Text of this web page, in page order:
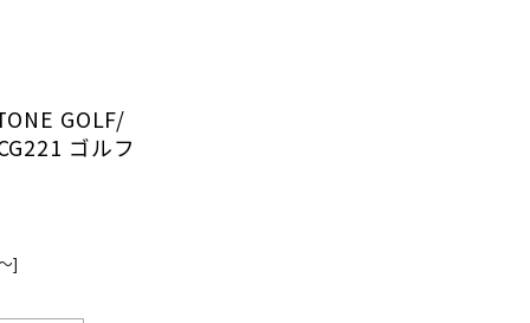
GOLF/
ゴルフ
]